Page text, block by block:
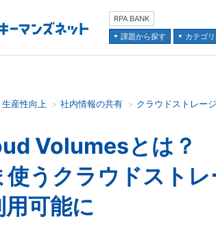
RPA BANK
課題から探す
カテゴ
語を入力してください
生産性向上 社内情報の共有 クラウドストレージ
Volumesとは？
使うクラウドストレ
可能に